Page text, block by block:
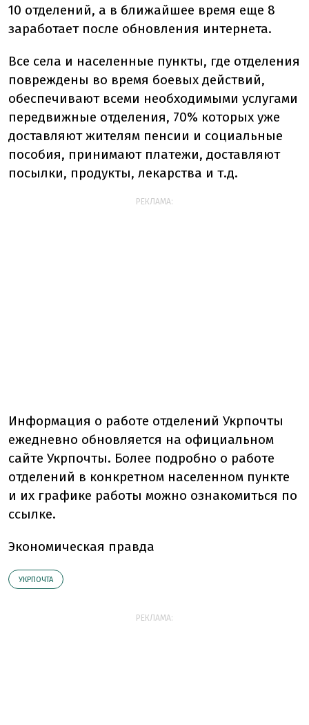
10 отделений, а в ближайшее время еще 8
заработает после обновления интернета.
Все села и населенные пункты, где отделения
повреждены во время боевых действий,
обеспечивают всеми необходимыми услугами
передвижные отделения, 70% которых уже
доставляют жителям пенсии и социальные
пособия, принимают платежи, доставляют
посылки, продукты, лекарства и т.д.
РЕКЛАМА:
Информация о работе отделений Укрпочты
ежедневно обновляется на официальном
сайте Укрпочты. Более подробно о работе
отделений в конкретном населенном пункте
и их графике работы можно ознакомиться по
ссылке.
Экономическая правда
УКРПОЧТА
РЕКЛАМА: